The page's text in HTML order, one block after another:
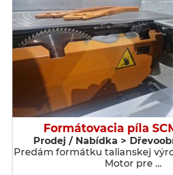
Formátovacia píla
Prodej / Nabídka >
Predám formátku talianskej
Motor pre …